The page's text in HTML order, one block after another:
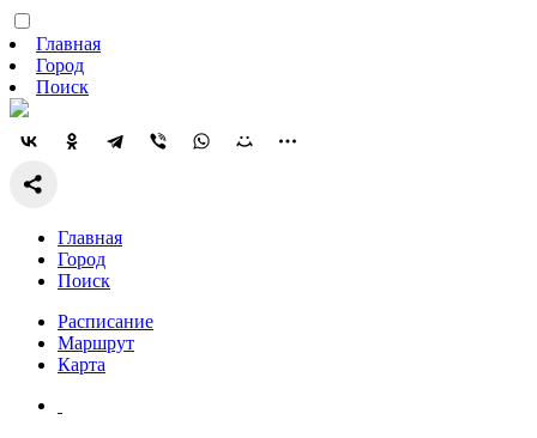
Главная
Город
Поиск
Главная
Город
Поиск
Расписание
Маршрут
Карта